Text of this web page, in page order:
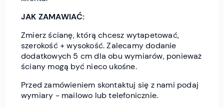
JAK ZAMAWIAĆ:
Zmierz ścianę, którą chcesz wytapetować,
szerokość + wysokość. Zalecamy dodanie
dodatkowych 5 cm dla obu wymiarów, ponieważ
ściany mogą być nieco ukośne.
Przed zamówieniem skontaktuj się z nami podaj
wymiary - mailowo lub telefonicznie.